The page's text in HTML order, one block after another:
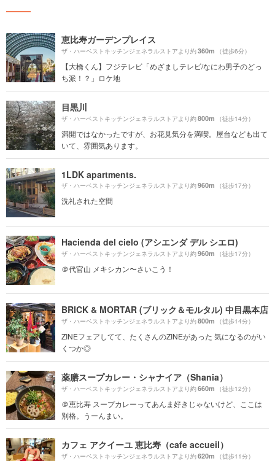
恵比寿ガーデンプレイス
ザ・ハーベストキッチンジェネラルストアより約360m （徒歩6分）
【大橋くん】フジテレビ「めざましテレビ/なにわ男子のどっ
ち派！？」ロケ地
目黒川
ザ・ハーベストキッチンジェネラルストアより約800m （徒歩14分）
満開ではなかったですが、お花見気分を満喫。屋台なども出て
いて、雰囲気あります。
1LDK apartments.
ザ・ハーベストキッチンジェネラルストアより約960m （徒歩17分）
洗礼された空間
Hacienda del cielo (アシエンダ デル シエロ)
ザ・ハーベストキッチンジェネラルストアより約960m （徒歩17分）
＠代官山 メキシカン〜さいこう！
BRICK & MORTAR (ブリック＆モルタル) 中目黒本店
ザ・ハーベストキッチンジェネラルストアより約800m （徒歩14分）
ZINEフェアしてて、たくさんのZINEがあった 気になるのがい
くつか◎
薬膳スープカレー・シャナイア（Shania）
ザ・ハーベストキッチンジェネラルストアより約660m （徒歩12分）
＠恵比寿 スープカレーってあんま好きじゃないけど、ここは
別格。うーんまい。
カフェ アクイーユ 恵比寿（cafe accueil）
ザ・ハーベストキッチンジェネラルストアより約620m （徒歩11分）